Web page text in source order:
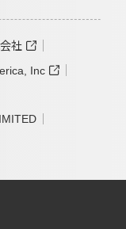
社
Inc